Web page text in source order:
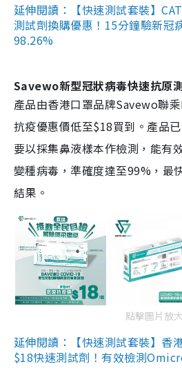
延伸閱讀：【快速測試套裝】
測試劑換購優惠！15分鐘驗新冠
98.26%
Savewo新型冠狀病毒快速抗原
產品由香港口罩品牌Savewo聯乘
抗疫優惠價低至$18買到。產品
要以採集鼻液樣本作檢測，能
變種病毒，準確度達至99%，最
結果。
點擊圖片放大
延伸閱讀：【快速測試套裝】香
$18快速測試劑！有效檢測